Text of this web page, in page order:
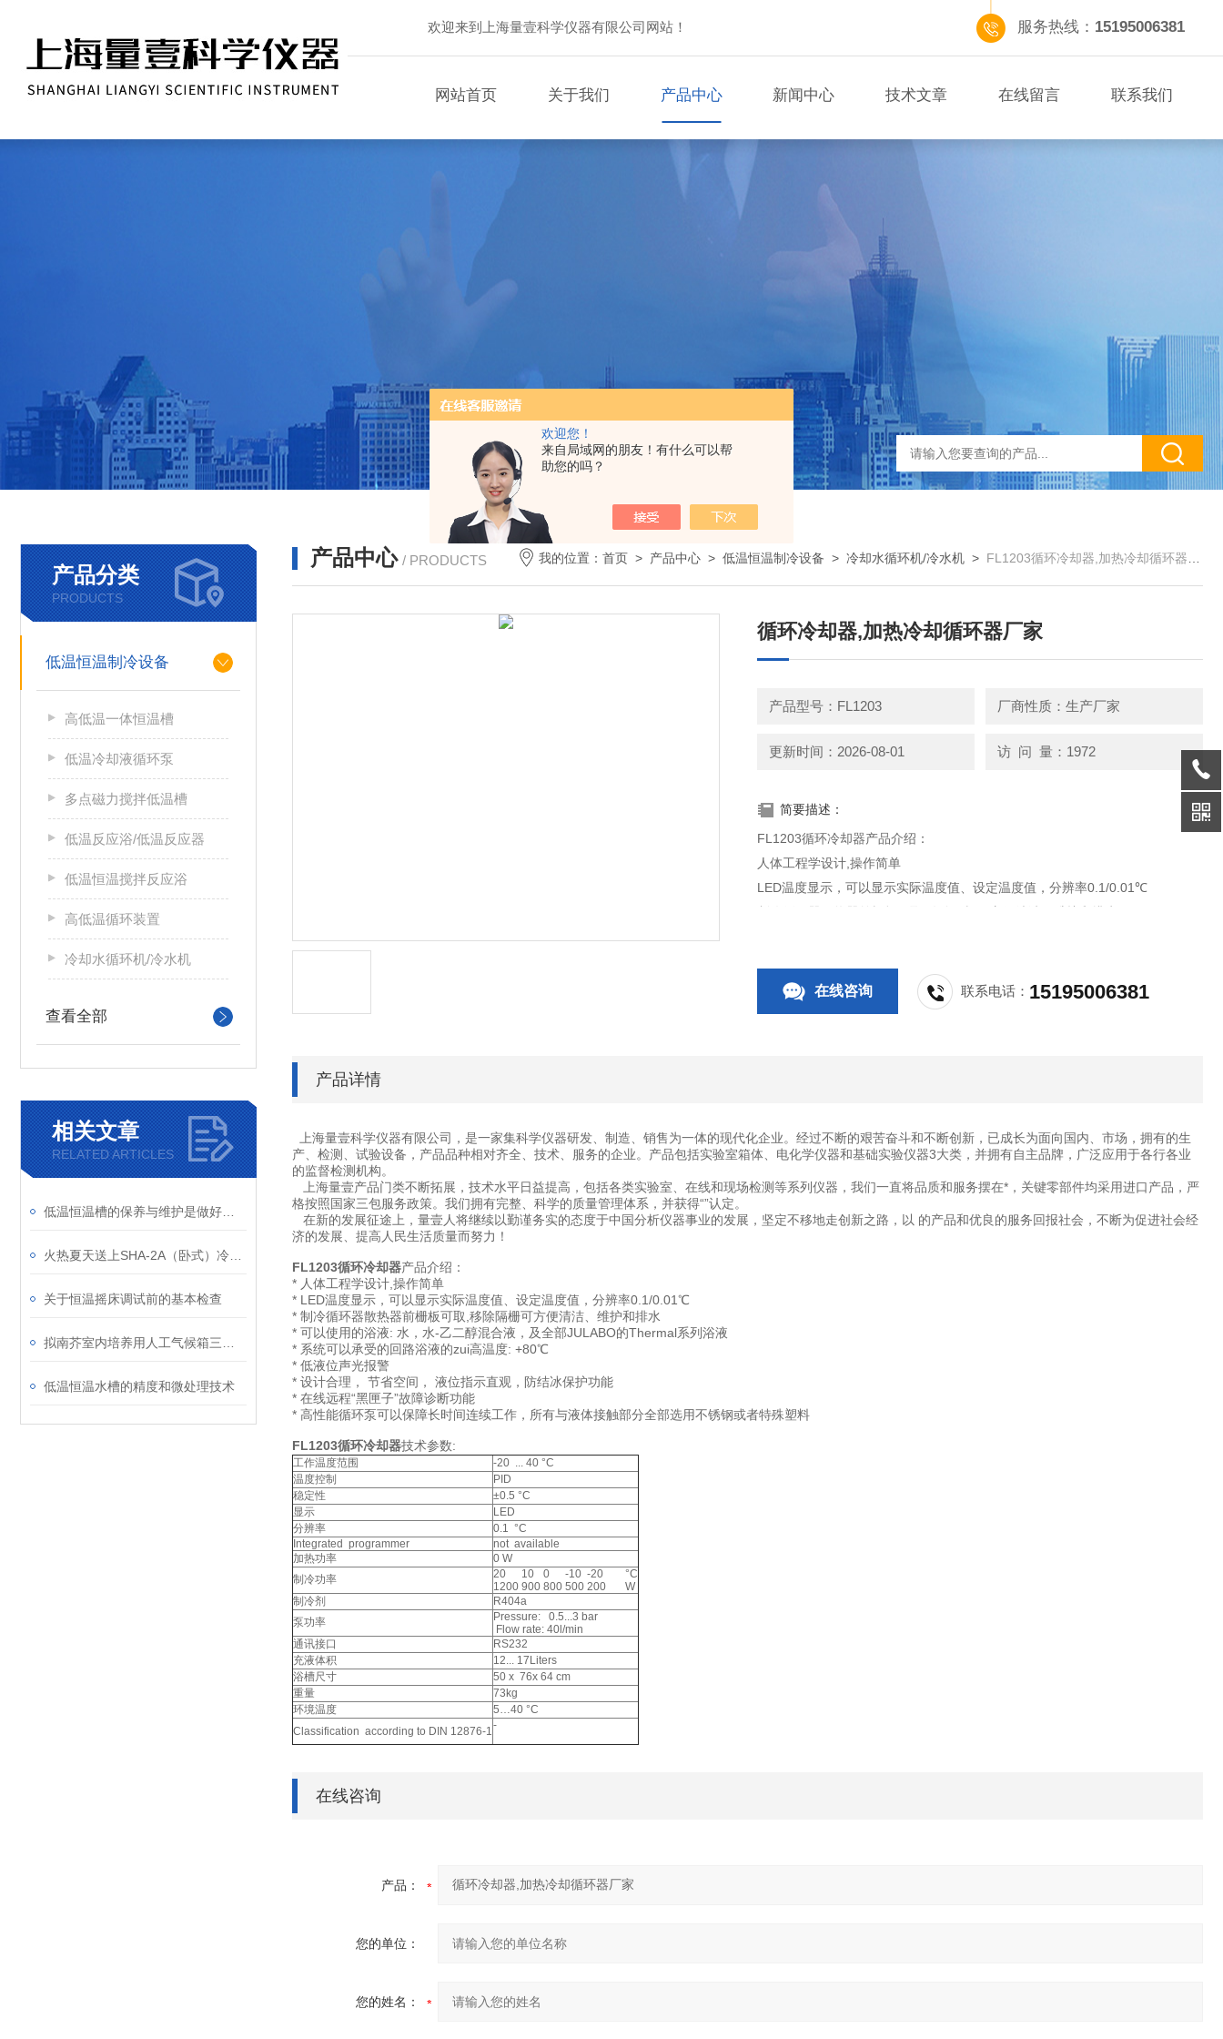
欢迎您！
来自局域网的朋友！有什么可以帮
助您的吗？
欢迎来到上海量壹科学仪器有限公司网站！ 服务热线： 15195006381
网站首页 关于我们 产品中心 新闻中心 技术文章 在线留言 联系我们
产品分类
PRODUCTS
低温恒温制冷设备
高低温一体恒温槽
低温冷却液循环泵
多点磁力搅拌低温槽
低温反应浴/低温反应器
低温恒温搅拌反应浴
高低温循环装置
冷却水循环机/冷水机
查看全部
相关文章
RELATED ARTICLES
关于恒温摇床调试前的基本检查
低温恒温水槽的精度和微处理技术
产品中心 / PRODUCTS 我的位置：首页 > 产品中心 >低温恒温制冷设备 >冷却水循环机/冷水机 > FL1203循环冷却器,加热冷却循环器厂家
循环冷却器,加热冷却循环器厂家
产品型号：FL1203 厂商性质：生产厂家
更新时间：2026-08-01 访 问 量：1972
简要描述：
FL1203循环冷却器产品介绍：
人体工程学设计,操作简单
LED温度显示，可以显示实际温度值、设定温度值，分辨率0.1/0.01℃
制冷循环器散热器前栅板可取,移除隔栅可方便清洁、维护和排水
在线咨询 联系电话： 15195006381
产品详情
上海量壹科学仪器有限公司，是一家集科学仪器研发、制造、销售为一体的现代化企业。经过不断的艰苦奋斗和不断创新，已成长为面向国内、市场，拥有的生
产、检测、试验设备，产品品种相对齐全、技术、服务的企业。产品包括实验室箱体、电化学仪器和基础实验仪器3大类，并拥有自主品牌，广泛应用于各行各业
的监督检测机构。
上海量壹产品门类不断拓展，技术水平日益提高，包括各类实验室、在线和现场检测等系列仪器，我们一直将品质和服务摆在*，关键零部件均采用进口产品，严
格按照国家三包服务政策。我们拥有完整、科学的质量管理体系，并获得“”认定。
在新的发展征途上，量壹人将继续以勤谨务实的态度于中国分析仪器事业的发展，坚定不移地走创新之路，以 的产品和优良的服务回报社会，不断为促进社会经
济的发展、提高人民生活质量而努力！
FL1203循环冷却器产品介绍：
* 人体工程学设计,操作简单
* LED温度显示，可以显示实际温度值、设定温度值，分辨率0.1/0.01℃
* 制冷循环器散热器前栅板可取,移除隔栅可方便清洁、维护和排水
* 可以使用的浴液: 水，水-乙二醇混合液，及全部JULABO的Thermal系列浴液
* 系统可以承受的回路浴液的zui高温度: +80℃
* 低液位声光报警
* 设计合理， 节省空间， 液位指示直观，防结冰保护功能
* 在线远程“黑匣子”故障诊断功能
* 高性能循环泵可以保障长时间连续工作，所有与液体接触部分全部选用不锈钢或者特殊塑料
FL1203循环冷却器技术参数:
工作温度范围
-20 ... 40 °C
温度控制
PID
稳定性
±0.5 °C
显示
LED
分辨率
0.1 °C
Integrated programmer
not available
加热功率
0 W
制冷功率
20 10 0 -10 -20
°C
1200 900 800 500 200
W
制冷剂
R404a
泵功率
Pressure: 0.5...3 bar
Flow rate: 40l/min
通讯接口
RS232
充液体积
12... 17Liters
浴槽尺寸
50 x 76x 64 cm
重量
73kg
环境温度
5…40 °C
Classification according to DIN 12876-1-
在线咨询
产品：
您的单位：
您的姓名：